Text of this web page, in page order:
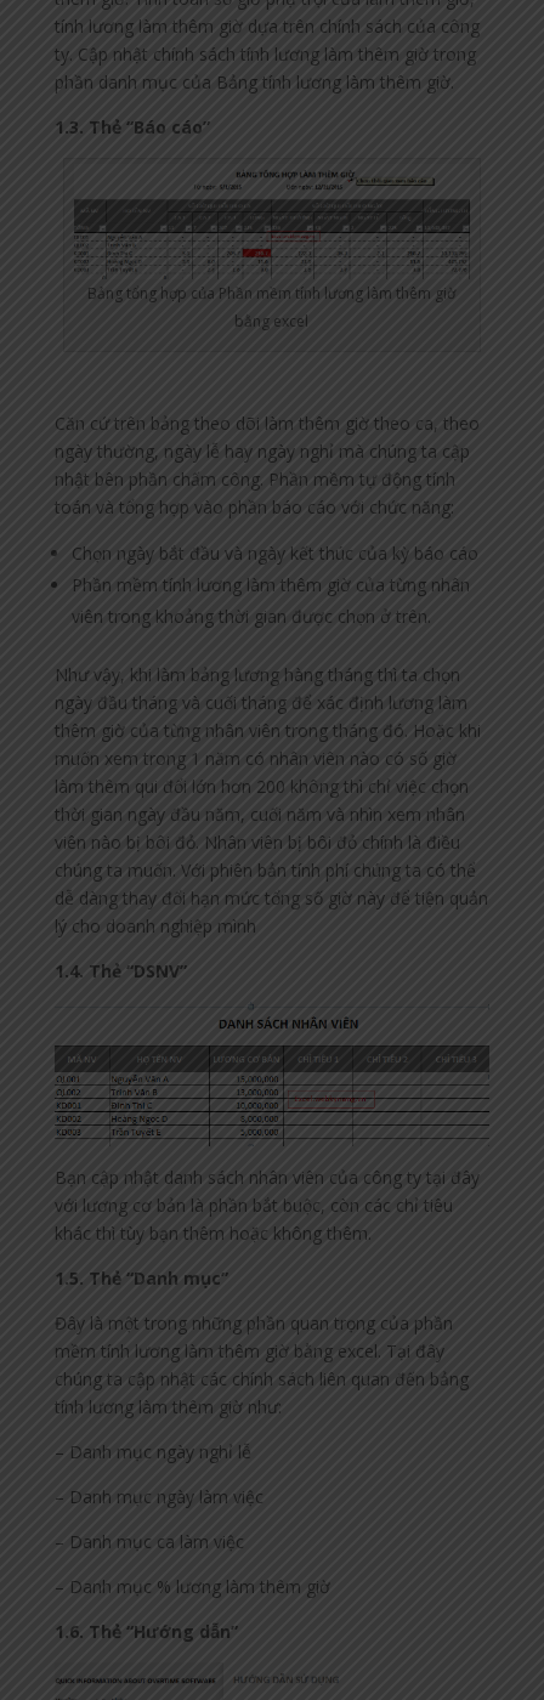
tính lương làm thêm giờ dựa trên chính sách của công
ty. Cập nhật chính sách tính lương làm thêm giờ trong
phần danh mục của Bảng tính lương làm thêm giờ.
1.3. Thẻ “Báo cáo”
Bảng tổng hợp của Phần mềm tính lương làm thêm giờ
bằng excel
Căn cứ trên bảng theo dõi làm thêm giờ theo ca, theo
ngày thường, ngày lễ hay ngày nghỉ mà chúng ta cập
nhật bên phần chấm công. Phần mềm tự động tính
toán và tổng hợp vào phần báo cáo với chức năng:
Chọn ngày bắt đầu và ngày kết thúc của kỳ báo cáo
Phần mềm tính lương làm thêm giờ của từng nhân
viên trong khoảng thời gian được chọn ở trên.
Như vậy, khi làm bảng lương hàng tháng thì ta chọn
ngày đầu tháng và cuối tháng để xác định lương làm
thêm giờ của từng nhân viên trong tháng đó. Hoặc khi
muốn xem trong 1 năm có nhân viên nào có số giờ
làm thêm qui đổi lớn hơn 200 không thì chỉ việc chọn
thời gian ngày đầu năm, cuối năm và nhìn xem nhân
viên nào bị bôi đỏ. Nhân viên bị bôi đỏ chính là điều
chúng ta muốn. Với phiên bản tính phí chúng ta có thể
dễ dàng thay đổi hạn mức tổng số giờ này để tiện quản
lý cho doanh nghiệp mình
1.4. Thẻ “DSNV”
Bạn cập nhật danh sách nhân viên của công ty tại đây
với lương cơ bản là phần bắt buộc, còn các chỉ tiêu
khác thì tùy bạn thêm hoặc không thêm.
1.5. Thẻ “Danh mục”
Đây là một trong những phần quan trọng của phần
mềm tính lương làm thêm giờ bằng excel. Tại đây
chúng ta cập nhật các chính sách liên quan đến bảng
tính lương làm thêm giờ như:
– Danh mục ngày nghỉ lễ
– Danh mục ngày làm việc
– Danh mục ca làm việc
– Danh mục % lương làm thêm giờ
1.6. Thẻ “Hướng dẫn”